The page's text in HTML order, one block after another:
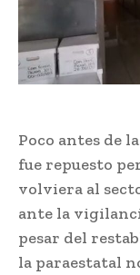
Poco antes de
fue repuesto
volviera al
ante la
pesar del
la paraestatal